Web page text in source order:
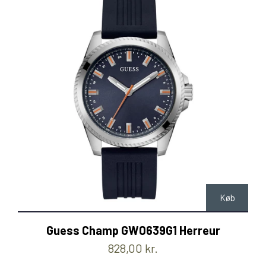
Køb
Guess Champ GW0639G1 Herreur
828,00 kr.